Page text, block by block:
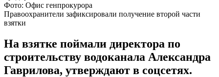
Фото: Офис генпрокурора
Правоохранители зафиксировали получение второй части
взятки
На взятке поймали директора по
строительству водоканала Александра
Гаврилова, утверждают в соцсетях.